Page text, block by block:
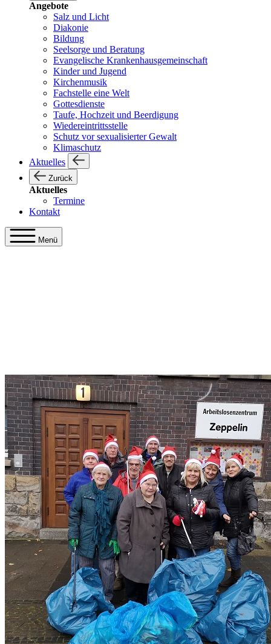
Angebote
Salz und Licht
Diakonie
Bildung
Seelsorge und Beratung
Evangelische Krankenhausgemeinschaft
Kinder und Jugend
Kirchenmusik
Fachstelle eine Welt
Gottesdienste
Taufe, Hochzeit und Beerdigung
Wiedereintrittsstelle
Schutz vor sexualisierter Gewalt
Klimaschutz
Aktuelles
Zurück
Aktuelles
Termine
Kontakt
Menü